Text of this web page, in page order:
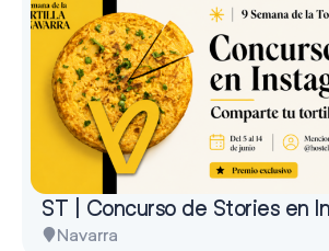
ST | Concurso de Stories en
Navarra